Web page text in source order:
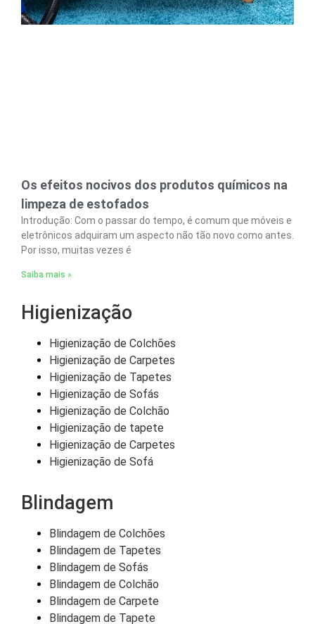
Os efeitos nocivos dos produtos químicos na
limpeza de estofados
Introdução: Com o passar do tempo, é comum que móveis e
eletrônicos adquiram um aspecto não tão novo como antes.
Por isso, muitas vezes é
Saiba mais »
Higienização
Higienização de Colchões
Higienização de Carpetes
Higienização de Tapetes
Higienização de Sofás
Higienização de Colchão
Higienização de tapete
Higienização de Carpetes
Higienização de Sofá
Blindagem
Blindagem de Colchões
Blindagem de Tapetes
Blindagem de Sofás
Blindagem de Colchão
Blindagem de Carpete
Blindagem de Tapete